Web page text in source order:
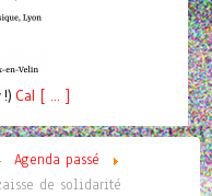
Cal [ ... ]
Agenda passé
de solidarité